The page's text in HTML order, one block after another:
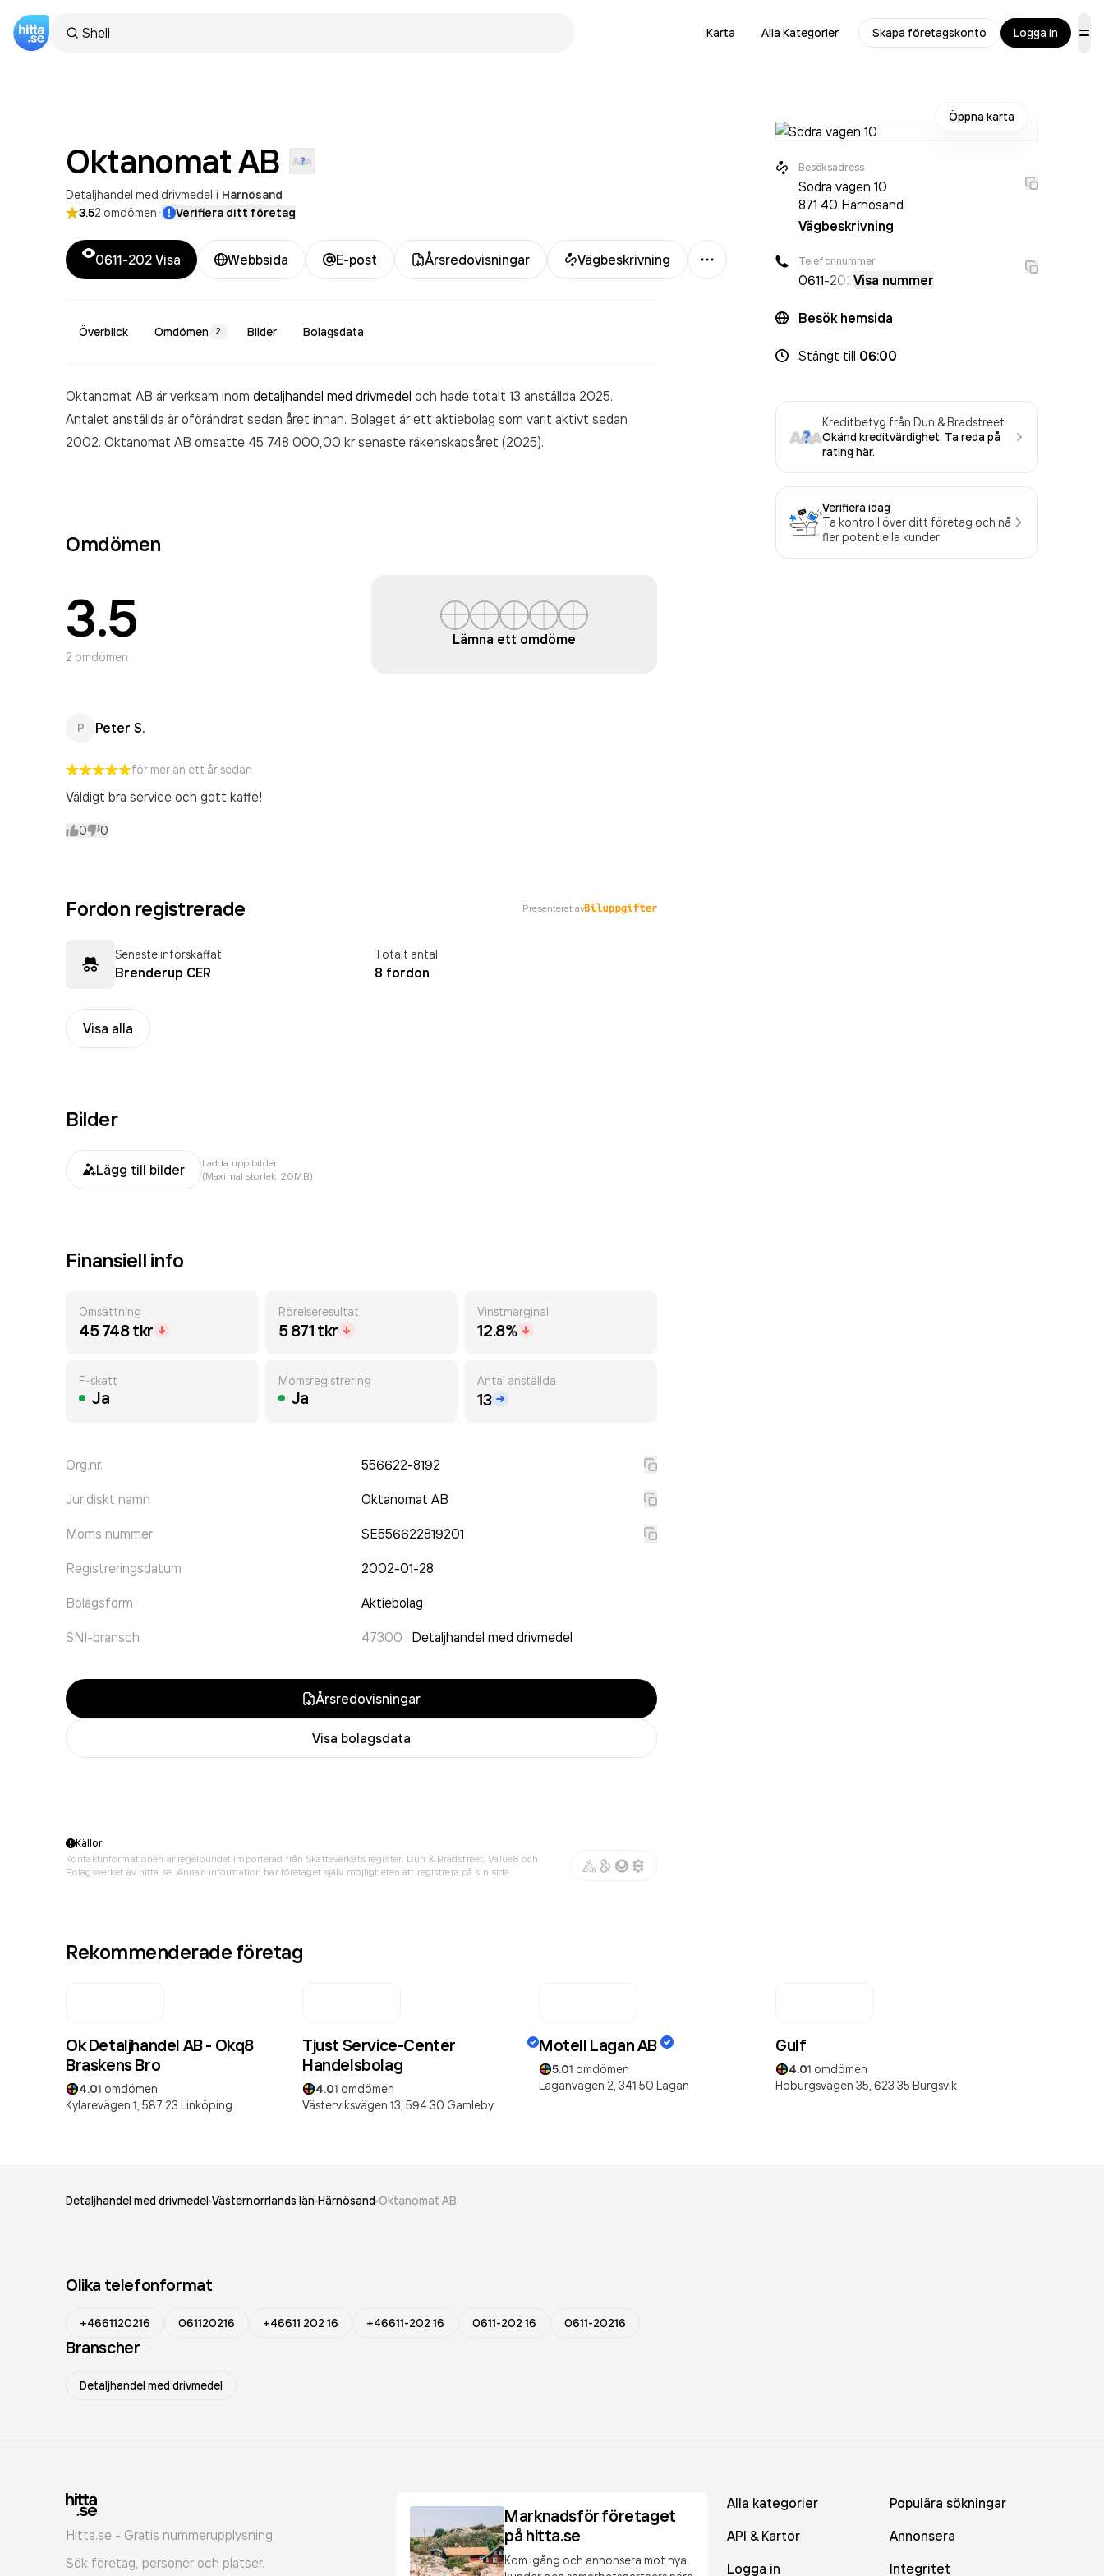
Karta Alla Kategorier Skapa företagskonto Logga in
OktanomatAB
Detaljhandel med drivmedel i Härnösand
3.52 omdömen· Verifiera ditt företag
0611-202 Visa Webbsida E-post Årsredovisningar Vägbeskrivning
Mer
Överblick Omdömen 2 Bilder Bolagsdata
Oktanomat AB är verksam inom detaljhandel med drivmedel och hade totalt 13 anställda 2025.
Antalet anställda är oförändrat sedan året innan. Bolaget är ett aktiebolag som varit aktivt sedan
2002. Oktanomat AB omsatte 45 748 000,00 krsenaste räkenskapsåret (2025).
Omdömen
3.5
2 omdömen
Lämna ett omdöme
P Peter S.
för mer än ett år sedan
Väldigt bra service och gott kaffe!
0 0
Fordon registrerade Presenterat av
Senaste införskaffat
Brenderup CER
Totalt antal
8 fordon
Visa alla
Bilder
Lägg till bilder
Ladda upp bilder
(Maximal storlek: 20MB)
Finansiell info
Omsättning
45 748 tkr
Rörelseresultat
5 871 tkr
Vinstmarginal
12.8%
F-skatt
Ja
Momsregistrering
Ja
Antal anställda
13
Org.nr. 556622-8192
Juridiskt namn Oktanomat AB
Moms nummer SE556622819201
Registreringsdatum 2002-01-28
Bolagsform Aktiebolag
SNI-bransch 47300 · Detaljhandel med drivmedel
Årsredovisningar
Visa bolagsdata
Öppna karta
Besöksadress
Södra vägen 10
871 40 Härnösand
Vägbeskrivning
Telefonnummer
0611-202Visa nummer
Besök hemsida
Stängt till 06:00
Kreditbetyg från Dun & Bradstreet
Okänd kreditvärdighet. Ta reda på
rating här.
Verifiera idag
Ta kontroll över ditt företag och nå
fler potentiella kunder
Källor
Kontaktinformationen är regelbundet importerad från Skatteverkets register, Dun & Bradstreet, Value8 och
Bolagsverket av hitta.se. Annan information har företaget själv möjligheten att registrera på sin sida.
Rekommenderade företag
Ok Detaljhandel AB - Okq8
Braskens Bro
4.01 omdömen
Kylarevägen 1, 587 23 Linköping
Tjust Service-Center
Handelsbolag
4.01 omdömen
Västerviksvägen 13, 594 30 Gamleby
Motell Lagan AB
5.01 omdömen
Laganvägen 2, 341 50 Lagan
Gulf
4.01 omdömen
Hoburgsvägen 35, 623 35 Burgsvik
Detaljhandel med drivmedel Västernorrlands län Härnösand Oktanomat AB
Olika telefonformat
+4661120216 061120216 +46611 202 16 +46611-202 16 0611-202 16 0611-20216
Branscher
Detaljhandel med drivmedel
Hitta.se - Gratis nummerupplysning.
Sök företag, personer och platser.
Marknadsför företaget
på hitta.se
Kom igång och annonsera mot nya
Alla kategorier
Populära sökningar
API & Kartor
Annonsera
Logga in
Integritet